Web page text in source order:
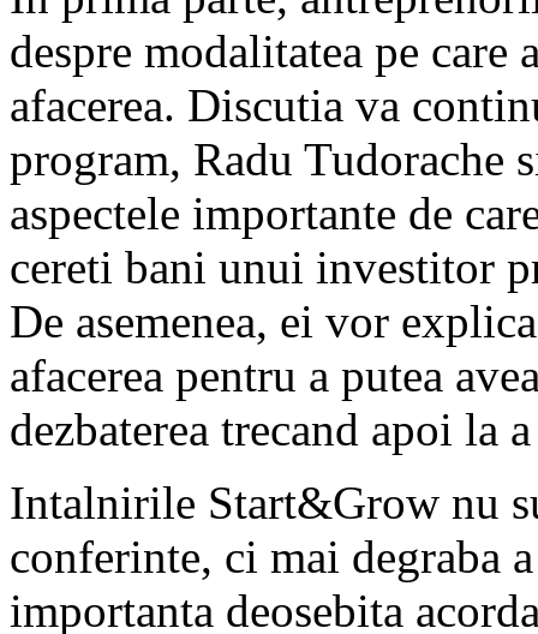
despre modalitatea pe care
afacerea. Discutia va
program, Radu Tudorache
aspectele importante de
cereti bani unui investitor
De asemenea, ei vor
afacerea pentru a putea
dezbaterea trecand apoi la
Intalnirile Start&Grow nu
conferinte, ci mai degraba
importanta deosebita